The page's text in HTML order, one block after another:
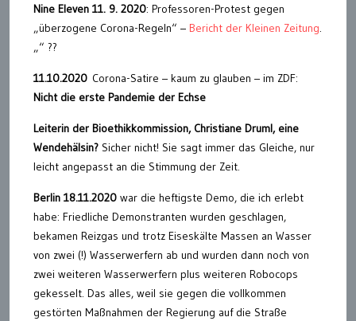
Nine Eleven 11. 9. 2020: Professoren-Protest gegen
„überzogene Corona-Regeln“ – Bericht der Kleinen Zeitung.
„“ ??
11.10.2020 Corona-Satire – kaum zu glauben – im ZDF:
Nicht die erste Pandemie der Echse
Leiterin der Bioethikkommission, Christiane Druml, eine
Wendehälsin? Sicher nicht! Sie sagt immer das Gleiche, nur
leicht angepasst an die Stimmung der Zeit.
Berlin 18.11.2020 war die heftigste Demo, die ich erlebt
habe: Friedliche Demonstranten wurden geschlagen,
bekamen Reizgas und trotz Eiseskälte Massen an Wasser
von zwei (!) Wasserwerfern ab und wurden dann noch von
zwei weiteren Wasserwerfern plus weiteren Robocops
gekesselt. Das alles, weil sie gegen die vollkommen
gestörten Maßnahmen der Regierung auf die Straße